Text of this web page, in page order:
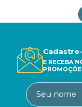
E RECEBA